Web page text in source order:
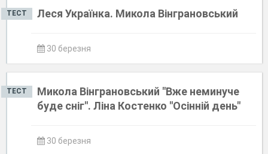
ТЕСТ Леся Українка. Микола Вінграновський
30 березня
ТЕСТ
Микола Вінграновський "Вже неминуче
буде сніг". Ліна Костенко "Осінній день"
30 березня